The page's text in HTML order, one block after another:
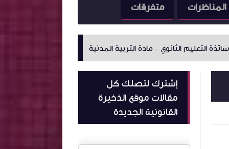
المناظرات متفرقات
- مادة التربية المدنية كامل اجال مجلة المرافعات المدنية
إشترك لتصلك كل
مقالات موقع الذخيرة
القانونية الجديدة